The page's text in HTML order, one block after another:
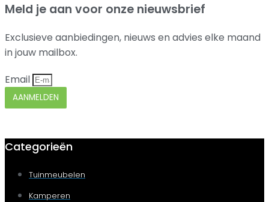
Meld je aan voor onze nieuwsbrief
Exclusieve aanbiedingen, nieuws en advies elke maand
in jouw mailbox.
Email
AANMELDEN
Categorieën
Tuinmeubelen
Kamperen